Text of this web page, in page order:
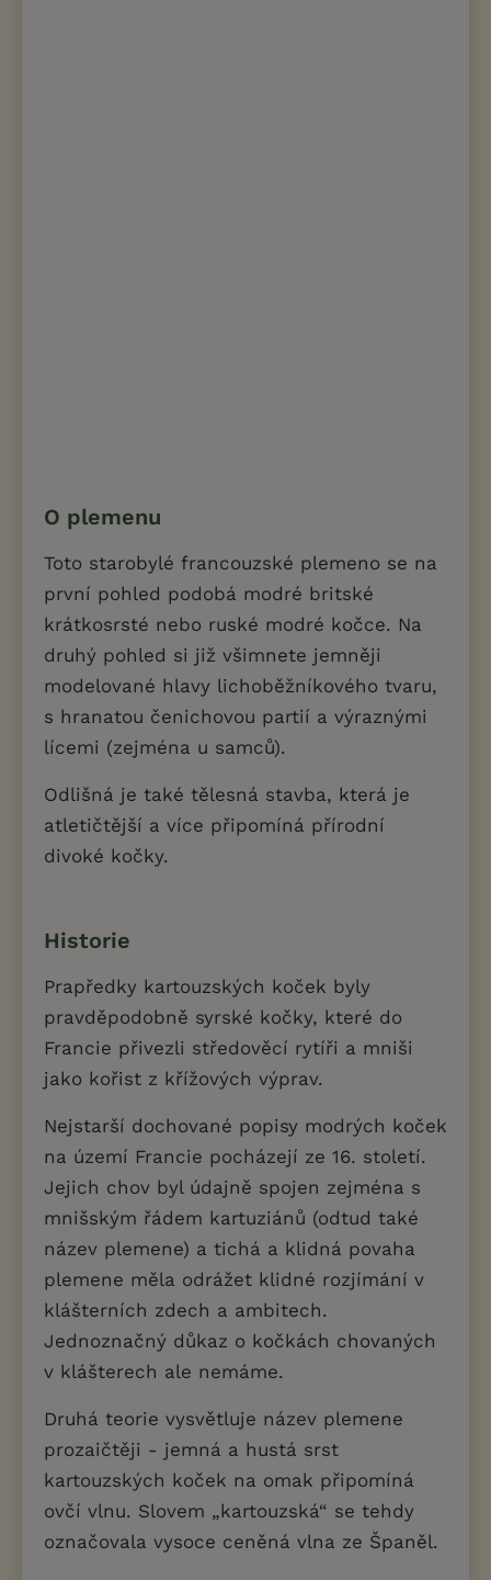
O plemenu
Toto starobylé francouzské plemeno se na
první pohled podobá modré britské
krátkosrsté nebo ruské modré kočce. Na
druhý pohled si již všimnete jemněji
modelované hlavy lichoběžníkového tvaru,
s hranatou čenichovou partií a výraznými
lícemi (zejména u samců).
Odlišná je také tělesná stavba, která je
atletičtější a více připomíná přírodní
divoké kočky.
Historie
Prapředky kartouzských koček byly
pravděpodobně syrské kočky, které do
Francie přivezli středověcí rytíři a mniši
jako kořist z křížových výprav.
Nejstarší dochované popisy modrých koček
na území Francie pocházejí ze 16. století.
Jejich chov byl údajně spojen zejména s
mnišským řádem kartuziánů (odtud také
název plemene) a tichá a klidná povaha
plemene měla odrážet klidné rozjímání v
klášterních zdech a ambitech.
Jednoznačný důkaz o kočkách chovaných
v klášterech ale nemáme.
Druhá teorie vysvětluje název plemene
prozaičtěji - jemná a hustá srst
kartouzských koček na omak připomíná
ovčí vlnu. Slovem „kartouzská“ se tehdy
označovala vysoce ceněná vlna ze Španěl.